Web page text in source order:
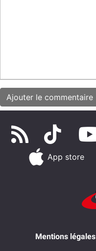
App store
Mentions légales